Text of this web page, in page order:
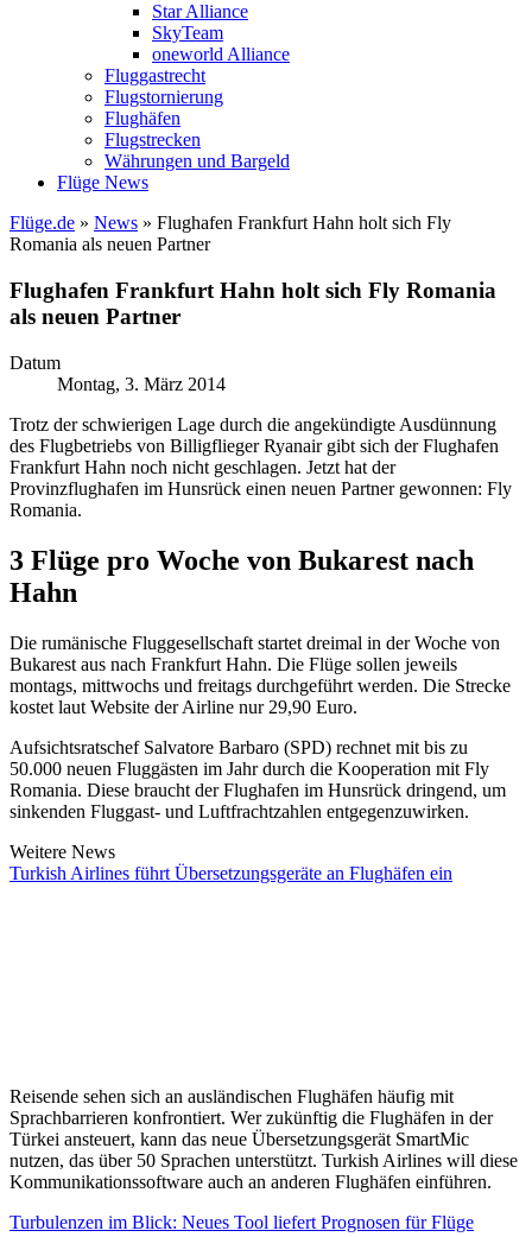
Star Alliance
SkyTeam
oneworld Alliance
Fluggastrecht
Flugstornierung
Flughäfen
Flugstrecken
Währungen und Bargeld
Flüge News
Flüge.de » News » Flughafen Frankfurt Hahn holt sich Fly
Romania als neuen Partner
Flughafen Frankfurt Hahn holt sich Fly Romania
als neuen Partner
Datum
Montag, 3. März 2014
Trotz der schwierigen Lage durch die angekündigte Ausdünnung
des Flugbetriebs von Billigflieger Ryanair gibt sich der Flughafen
Frankfurt Hahn noch nicht geschlagen. Jetzt hat der
Provinzflughafen im Hunsrück einen neuen Partner gewonnen: Fly
Romania.
3 Flüge pro Woche von Bukarest nach
Hahn
Die rumänische Fluggesellschaft startet dreimal in der Woche von
Bukarest aus nach Frankfurt Hahn. Die Flüge sollen jeweils
montags, mittwochs und freitags durchgeführt werden. Die Strecke
kostet laut Website der Airline nur 29,90 Euro.
Aufsichtsratschef Salvatore Barbaro (SPD) rechnet mit bis zu
50.000 neuen Fluggästen im Jahr durch die Kooperation mit Fly
Romania. Diese braucht der Flughafen im Hunsrück dringend, um
sinkenden Fluggast- und Luftfrachtzahlen entgegenzuwirken.
Weitere News
Turkish Airlines führt Übersetzungsgeräte an Flughäfen ein
Reisende sehen sich an ausländischen Flughäfen häufig mit
Sprachbarrieren konfrontiert. Wer zukünftig die Flughäfen in der
Türkei ansteuert, kann das neue Übersetzungsgerät SmartMic
nutzen, das über 50 Sprachen unterstützt. Turkish Airlines will diese
Kommunikationssoftware auch an anderen Flughäfen einführen.
Turbulenzen im Blick: Neues Tool liefert Prognosen für Flüge